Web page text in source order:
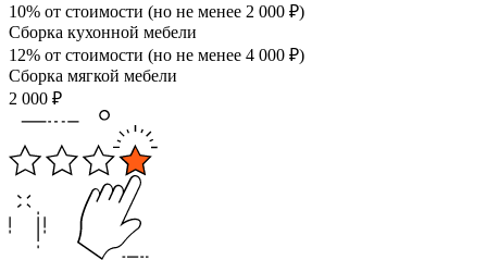
10% от стоимости (но не менее 2 000 ₽)
Сборка кухонной мебели
12% от стоимости (но не менее 4 000 ₽)
Сборка мягкой мебели
2 000 ₽